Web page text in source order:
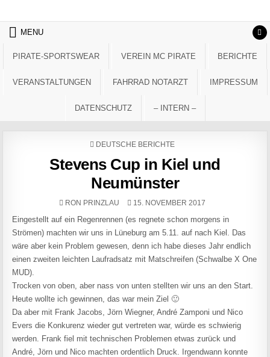
MENU
PIRATE-SPORTSWEAR VEREIN MC PIRATE BERICHTE
VERANSTALTUNGEN FAHRRAD NOTARZT IMPRESSUM
DATENSCHUTZ – INTERN –
POSTED IN
DEUTSCHE BERICHTE
Stevens Cup in Kiel und
Neumünster
AUTHOR:
RON PRINZLAU PUBLISHED DATE:
15. NOVEMBER 2017
Eingestellt auf ein Regenrennen (es regnete schon morgens in
Strömen) machten wir uns in Lüneburg am 5.11. auf nach Kiel. Das
wäre aber kein Problem gewesen, denn ich habe dieses Jahr endlich
einen zweiten leichten Laufradsatz mit Matschreifen (Schwalbe X One
MUD).
Trocken von oben, aber nass von unten stellten wir uns an den Start.
Heute wollte ich gewinnen, das war mein Ziel 🙂
Da aber mit Frank Jacobs, Jörn Wiegner, André Zamponi und Nico
Evers die Konkurenz wieder gut vertreten war, würde es schwierig
werden. Frank fiel mit technischen Problemen etwas zurück und
André, Jörn und Nico machten ordentlich Druck. Irgendwann konnte